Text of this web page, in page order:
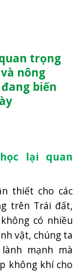
trọng
nông
biến
lại quan
thiết cho các
trên Trái đất,
có nhiều
vật, chúng ta
mạnh mà
không khí cho